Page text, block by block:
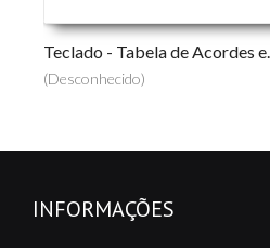
- Tabela de Acordes e...
INFORMAÇÕES